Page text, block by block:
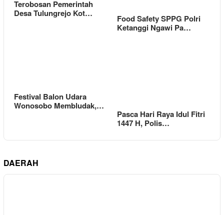
Terobosan Pemerintah
Desa Tulungrejo Kot…
Food Safety SPPG Polri
Ketanggi Ngawi Pa…
Festival Balon Udara
Wonosobo Membludak,…
Pasca Hari Raya Idul Fitri
1447 H, Polis…
DAERAH